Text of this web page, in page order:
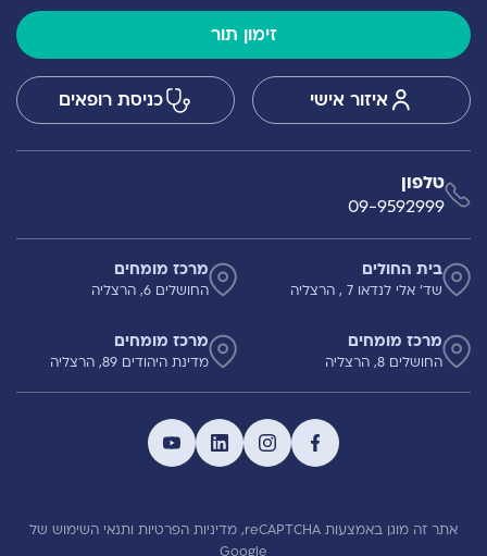
זימון תור
איזור אישי כניסת רופאים
טלפון
09-9592999
בית החולים
שד' אלי לנדאו 7 , הרצליה
מרכז מומחים
החושלים 6, הרצליה
מרכז מומחים
החושלים 8, הרצליה
מרכז מומחים
מדינת היהודים 89, הרצליה
אתר זה מוגן באמצעות reCAPTCHA, מדיניות הפרטיות ותנאי השימוש של
Google